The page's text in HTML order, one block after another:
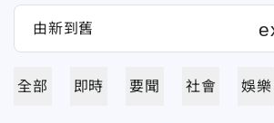
全部 即時 要聞 社會 娛樂